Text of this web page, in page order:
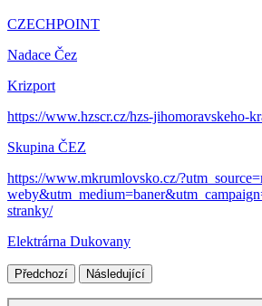
CZECHPOINT
Nadace Čez
Krizport
https://www.hzscr.cz/hzs-jihomoravskeho-
Skupina ČEZ
https://www.mkrumlovsko.cz/
stranky/
Elektrárna Dukovany
Předchozí Následující